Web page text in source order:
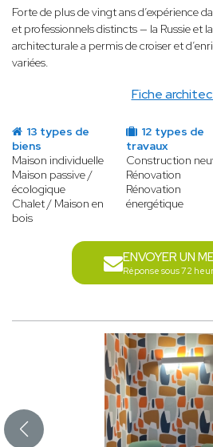
Fiche
Forte de plus de vingt ans d’expérience
et professionnels distincts — la Russie et
architecturale a permis de croiser et
variées.
13 types de
biens
Maison individuelle
Maison passive /
écologique
Chalet / Maison en
bois
12 types de
travaux
Construction
Rénovation
Rénovation
énergétique
ENVOYER UN
Réponse sous 72